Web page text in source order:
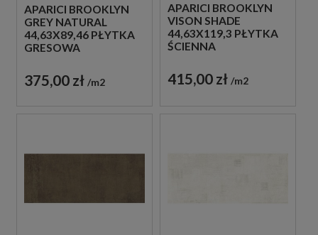
APARICI BROOKLYN
GREY NATURAL
44,63X89,46 PŁYTKA
GRESOWA
375,00 zł m2
APARICI BROOKLYN
VISON SHADE
44,63X119,3 PŁYTKA
ŚCIENNA
415,00 zł m2